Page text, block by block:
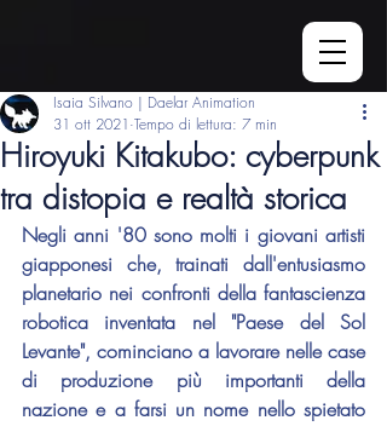
Hiroyuki Kitakubo: cyberpunk
tra distopia e realtà storica
Isaia Silvano | Daelar Animation
31 ott 2021 Tempo di lettura: 7 min
Negli anni '80 sono molti i giovani artisti
giapponesi che, trainati dall'entusiasmo
planetario nei confronti della fantascienza
robotica inventata nel "Paese del Sol
Levante", cominciano a lavorare nelle case
di produzione più importanti della
nazione e a farsi un nome nello spietato